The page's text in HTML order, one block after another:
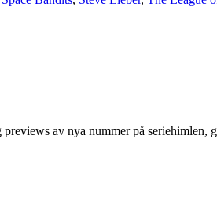
av nya nummer på